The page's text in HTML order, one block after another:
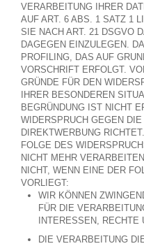
VERARBEITUNG IHRER
AUF ART. 6 ABS. 1 SATZ 1
SIE NACH ART. 21 DSGVO
DAGEGEN EINZULEGEN.
PROFILING, DAS AUF
VORSCHRIFT ERFOLGT.
GRÜNDE FÜR DEN
IHRER BESONDEREN
BEGRÜNDUNG IST NICHT
WIDERSPRUCH GEGEN
DIREKTWERBUNG RICHTET.
FOLGE DES
NICHT MEHR
NICHT, WENN EINE DER
VORLIEGT:
WIR KÖNNEN
FÜR DIE
INTERESSEN,
DIE VERARBEITUNG